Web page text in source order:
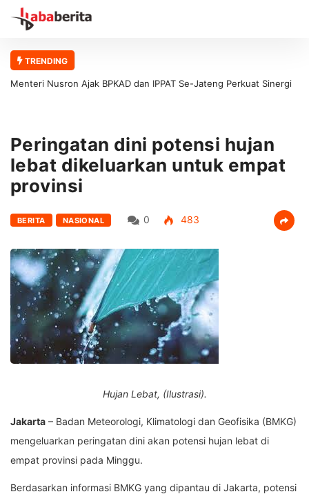
TRENDING
Menteri Nusron Ajak BPKAD dan IPPAT Se-Jateng Perkuat Sinergi
Peringatan dini potensi hujan
lebat dikeluarkan untuk empat
provinsi
BERITA NASIONAL 0 483
Hujan Lebat, (Ilustrasi).
Jakarta – Badan Meteorologi, Klimatologi dan Geofisika (BMKG)
mengeluarkan peringatan dini akan potensi hujan lebat di
empat provinsi pada Minggu.
Berdasarkan informasi BMKG yang dipantau di Jakarta, potensi